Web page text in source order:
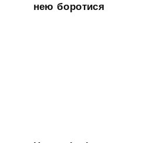
нею боротися